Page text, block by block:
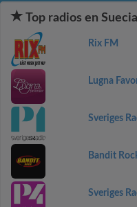
Top radios en Suecia
Rix FM
Lugna
Sveriges
Bandit
Sveriges